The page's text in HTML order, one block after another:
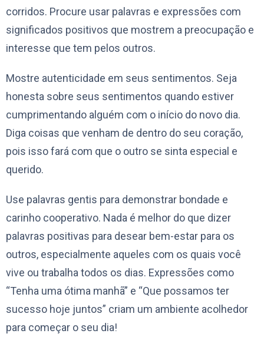
corridos. Procure usar palavras e expressões com
significados positivos que mostrem a preocupação e
interesse que tem pelos outros.
Mostre autenticidade em seus sentimentos. Seja
honesta sobre seus sentimentos quando estiver
cumprimentando alguém com o início do novo dia.
Diga coisas que venham de dentro do seu coração,
pois isso fará com que o outro se sinta especial e
querido.
Use palavras gentis para demonstrar bondade e
carinho cooperativo. Nada é melhor do que dizer
palavras positivas para desear bem-estar para os
outros, especialmente aqueles com os quais você
vive ou trabalha todos os dias. Expressões como
“Tenha uma ótima manhã” e “Que possamos ter
sucesso hoje juntos” criam um ambiente acolhedor
para começar o seu dia!